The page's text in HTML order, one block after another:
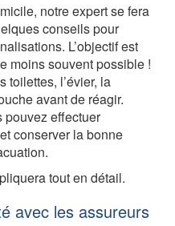
notre expert se fera
conseils pour
L’objectif est
moins souvent possible !
toilettes, l’évier, la
avant de réagir.
pouvez effectuer
conserver la bonne
tout en détail.
avec les assureurs